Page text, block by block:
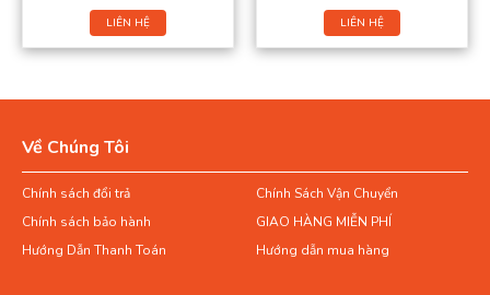
LIÊN HỆ LIÊN HỆ
Về Chúng Tôi
Chính sách đổi trả
Chính Sách Vận Chuyển
Chính sách bảo hành
GIAO HÀNG MIỄN PHÍ
Hướng Dẫn Thanh Toán
Hướng dẫn mua hàng